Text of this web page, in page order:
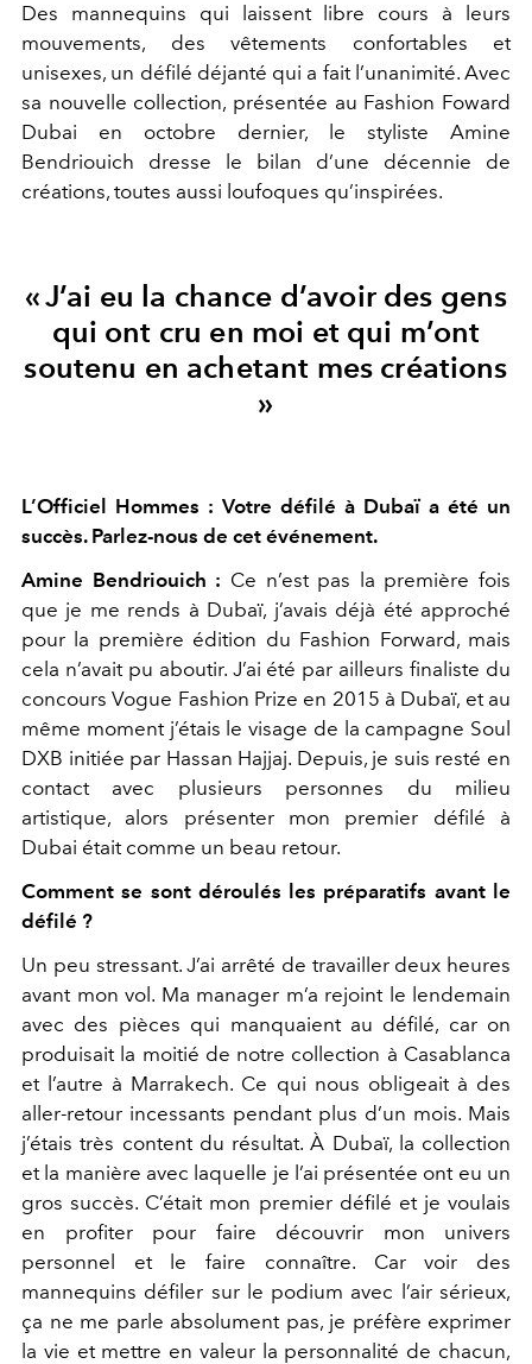
Des mannequins qui laissent libre cours à leurs
mouvements, des vêtements confortables et
unisexes, un défilé déjanté qui a fait l’unanimité. Avec
sa nouvelle collection, présentée au Fashion Foward
Dubai en octobre dernier, le styliste Amine
Bendriouich dresse le bilan d’une décennie de
créations, toutes aussi loufoques qu’inspirées.
« J’ai eu la chance d’avoir des gens
qui ont cru en moi et qui m’ont
soutenu en achetant mes créations
»
L’Officiel Hommes : Votre défilé à Dubaï a été un
succès. Parlez-nous de cet événement.
Amine Bendriouich : Ce n’est pas la première fois
que je me rends à Dubaï, j’avais déjà été approché
pour la première édition du Fashion Forward, mais
cela n’avait pu aboutir. J’ai été par ailleurs finaliste du
concours Vogue Fashion Prize en 2015 à Dubaï, et au
même moment j’étais le visage de la campagne Soul
DXB initiée par Hassan Hajjaj. Depuis, je suis resté en
contact avec plusieurs personnes du milieu
artistique, alors présenter mon premier défilé à
Dubai était comme un beau retour.
Comment se sont déroulés les préparatifs avant le
défilé ?
Un peu stressant. J’ai arrêté de travailler deux heures
avant mon vol. Ma manager m’a rejoint le lendemain
avec des pièces qui manquaient au défilé, car on
produisait la moitié de notre collection à Casablanca
et l’autre à Marrakech. Ce qui nous obligeait à des
aller-retour incessants pendant plus d’un mois. Mais
j’étais très content du résultat. À Dubaï, la collection
et la manière avec laquelle je l’ai présentée ont eu un
gros succès. C’était mon premier défilé et je voulais
en profiter pour faire découvrir mon univers
personnel et le faire connaître. Car voir des
mannequins défiler sur le podium avec l’air sérieux,
ça ne me parle absolument pas, je préfère exprimer
la vie et mettre en valeur la personnalité de chacun,